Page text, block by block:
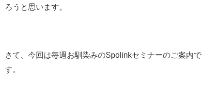
ろうと思います。
さて、今回は毎週お馴染みのSpolinkセミナーのご案内で
す。